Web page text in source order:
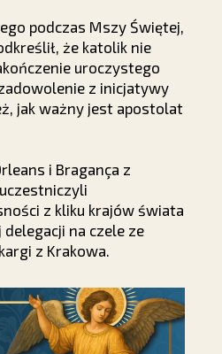
podczas Mszy Świętej,
że katolik nie
uroczystego
z inicjatywy
jak ważny jest apostolat
i Bragança z
z kliku krajów świata
delegacji na czele ze
z Krakowa.